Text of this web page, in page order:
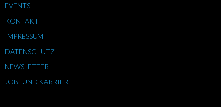
EVENTS
KONTAKT
IMPRESSUM
DATENSCHUTZ
NEWSLETTER
JOB- UND KARRIERE